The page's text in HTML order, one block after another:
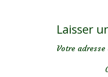
Laisser
Votre